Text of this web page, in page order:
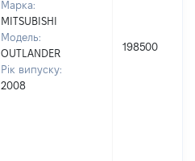
Марка:
MITSUBISHI
Модель:
OUTLANDER
Рік випуску:
2008
198500